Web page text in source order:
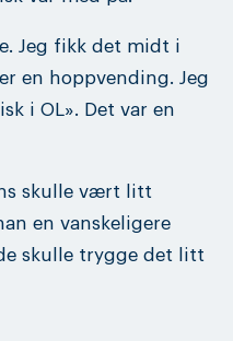
Jeg fikk det midt i
en hoppvending. Jeg
i OL». Det var en
skulle vært litt
en vanskeligere
skulle trygge det litt